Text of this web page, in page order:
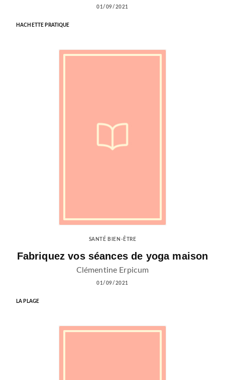
01/09/2021
HACHETTE PRATIQUE
SANTÉ BIEN-ÊTRE
Fabriquez vos séances de yoga maison
Clémentine Erpicum
01/09/2021
LA PLAGE